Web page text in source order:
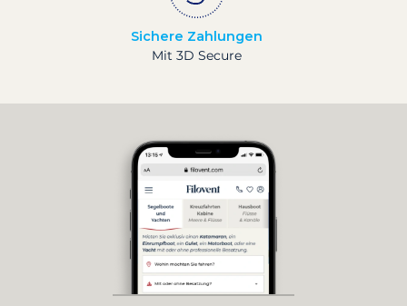
Sichere Zahlungen
Mit 3D Secure